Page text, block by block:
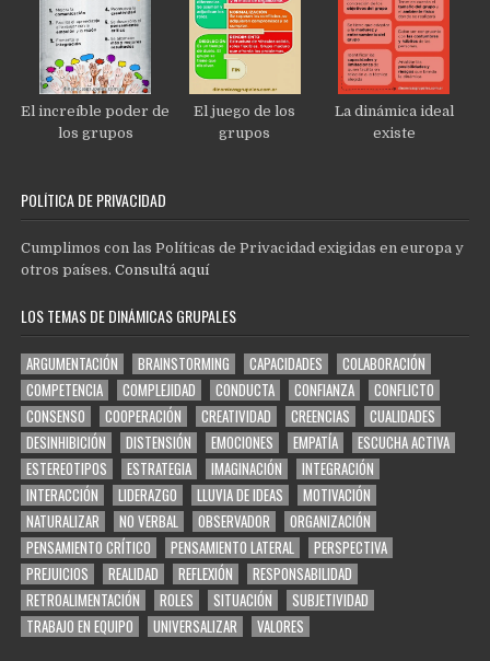
El increíble poder de
los grupos
El juego de los
grupos
La dinámica ideal
existe
POLÍTICA DE PRIVACIDAD
Cumplimos con las Políticas de Privacidad exigidas en europa y
otros países.Consultá aquí
LOS TEMAS DE DINÁMICAS GRUPALES
ARGUMENTACIÓN BRAINSTORMING CAPACIDADES
COLABORACIÓN
COMPETENCIA
COMPLEJIDAD CONDUCTA CONFIANZA
CONFLICTO
CONSENSO
COOPERACIÓN CREATIVIDAD CREENCIAS
CUALIDADES
DESINHIBICIÓN
DISTENSIÓN EMOCIONES EMPATÍA
ESCUCHA ACTIVA
ESTEREOTIPOS
ESTRATEGIA IMAGINACIÓN
INTEGRACIÓN
INTERACCIÓN
LIDERAZGO LLUVIA DE IDEAS
MOTIVACIÓN
NATURALIZAR
NO VERBAL OBSERVADOR
ORGANIZACIÓN
PENSAMIENTO CRÍTICO
PENSAMIENTO LATERAL
PERSPECTIVA
PREJUICIOS
REALIDAD REFLEXIÓN
RESPONSABILIDAD
RETROALIMENTACIÓN
ROLES SITUACIÓN
SUBJETIVIDAD
TRABAJO EN EQUIPO
UNIVERSALIZAR VALORES